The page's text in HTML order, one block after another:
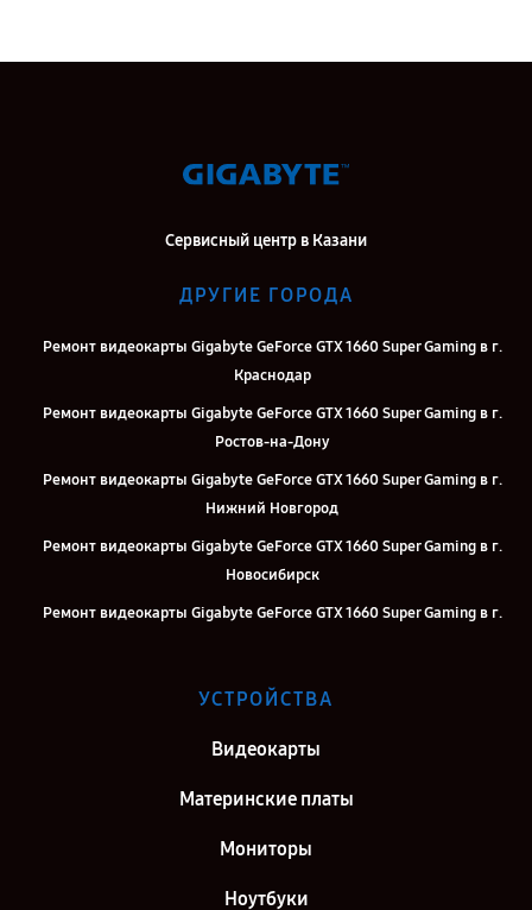
Сервисный центр в Казани
ДРУГИЕ ГОРОДА
Ремонт видеокарты Gigabyte GeForce GTX 1660 Super Gaming в г.
Краснодар
Ремонт видеокарты Gigabyte GeForce GTX 1660 Super Gaming в г.
Ростов-на-Дону
Ремонт видеокарты Gigabyte GeForce GTX 1660 Super Gaming в г.
Нижний Новгород
Ремонт видеокарты Gigabyte GeForce GTX 1660 Super Gaming в г.
Новосибирск
Ремонт видеокарты Gigabyte GeForce GTX 1660 Super Gaming в г.
Екатеринбург
Ремонт видеокарты Gigabyte GeForce GTX 1660 Super Gaming в г.
Ремонт видеокарты Gigabyte GeForce GTX 1660 Super Gaming в г.
Саратов
УСТРОЙСТВА
Видеокарты
Материнские платы
Мониторы
Ноутбуки